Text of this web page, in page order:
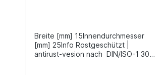
Breite [mm] 15Innendurchmesser
[mm] 25Info Rostgeschützt |
antirust-vesion nach DIN/ISO-1 3017